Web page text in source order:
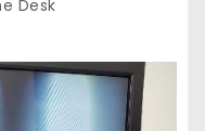
Desk